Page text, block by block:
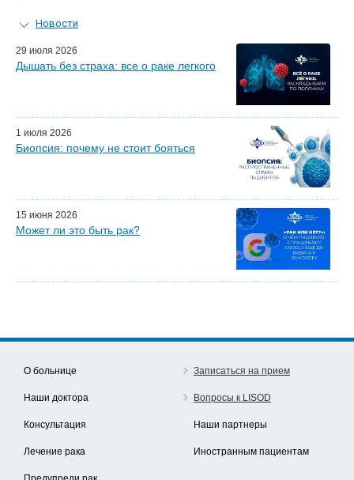
Новости
Персональный гид
Мастер-классы для врачей
Наши партнеры
29 июля 2026
Дышать без страха: все о раке легкого
1 июля 2026
Биопсия: почему не стоит бояться
15 июня 2026
Может ли это быть рак?
О больнице
Наши доктора
Консультация
Лечение рака
Записаться на прием
Вопросы к LISOD
Наши партнеры
Иностранным пациентам